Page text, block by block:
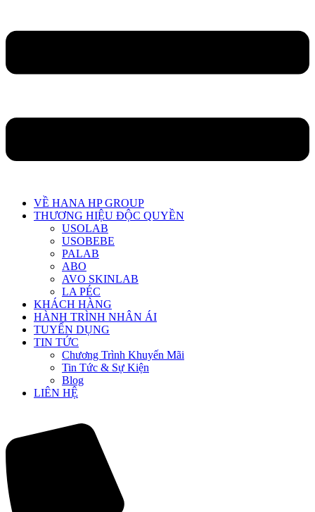
VỀ HANA HP GROUP
THƯƠNG HIỆU ĐỘC QUYỀN
USOLAB
USOBEBE
PALAB
ABO
AVO SKINLAB
LA PÉC
KHÁCH HÀNG
HÀNH TRÌNH NHÂN ÁI
TUYỂN DỤNG
TIN TỨC
Chương Trình Khuyến Mãi
Tin Tức & Sự Kiện
Blog
LIÊN HỆ